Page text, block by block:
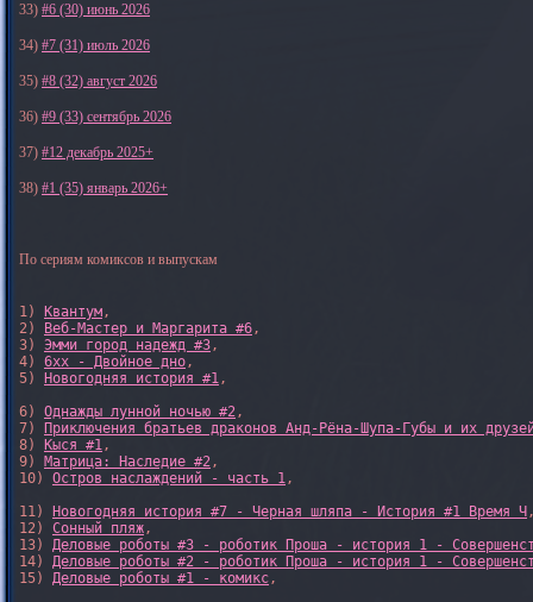
33) #6 (30) июнь 2026
34) #7 (31) июль 2026
35) #8 (32) август 2026
36) #9 (33) сентябрь 2026
37) #12 декабрь 2025+
38) #1 (35) январь 2026+
По сериям комиксов и выпускам
1) Квантум,
2)
Веб-Мастер и Маргарита #6,
3) Эмми город надежд #3,
4) 6xx - Двойное дно,
5)
Новогодняя история #1,
6) Однажды лунной ночью #2,
7)
Приключения братьев драконов Анд-Рёна-Шупа-Губы и их
8)
Кыся #1,
9) Матрица: Наследие #2,
10) Остров наслаждений - часть 1,
11)
Новогодняя история #7 - Черная шляпа - История #1 Время Ч
12) Сонный пляж,
13) Деловые роботы #3 - роботик Проша - история 1 -
14) Деловые роботы #2 - роботик Проша - история 1 -
15) Деловые роботы #1 - комикс,